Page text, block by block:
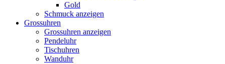
Gold
Schmuck anzeigen
Grossuhren
Grossuhren anzeigen
Pendeluhr
Tischuhren
Wanduhr